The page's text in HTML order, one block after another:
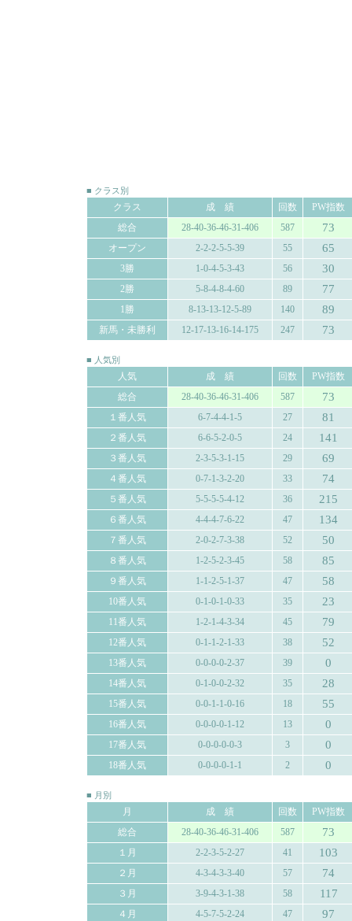
■ クラス別
クラス 成 績 回数
PW指数
総合
28-40-36-46-31-406 587 73
オープン 2-2-2-5-5-39 55 65
3勝 1-0-4-5-3-43 56 30
2勝 5-8-4-8-4-60 89 77
1勝 8-13-13-12-5-89 140 89
新馬・未勝利 12-17-13-16-14-175 247 73
■ 人気別
人気 成 績 回数
PW指数
総合
28-40-36-46-31-406 587 73
１番人気 6-7-4-4-1-5 27 81
２番人気 6-6-5-2-0-5 24 141
３番人気 2-3-5-3-1-15 29 69
４番人気 0-7-1-3-2-20 33 74
５番人気 5-5-5-5-4-12 36 215
６番人気 4-4-4-7-6-22 47 134
７番人気 2-0-2-7-3-38 52 50
８番人気 1-2-5-2-3-45 58 85
９番人気 1-1-2-5-1-37 47 58
10番人気 0-1-0-1-0-33 35 23
11番人気 1-2-1-4-3-34 45 79
12番人気 0-1-1-2-1-33 38 52
13番人気 0-0-0-0-2-37 39 0
14番人気 0-1-0-0-2-32 35 28
15番人気 0-0-1-1-0-16 18 55
16番人気 0-0-0-0-1-12 13 0
17番人気 0-0-0-0-0-3 3 0
18番人気 0-0-0-0-1-1 2 0
■ 月別
月 成 績 回数
PW指数
総合
28-40-36-46-31-406 587 73
１月 2-2-3-5-2-27 41 103
２月 4-3-4-3-3-40 57 74
３月 3-9-4-3-1-38 58 117
４月 4-5-7-5-2-24 47 97